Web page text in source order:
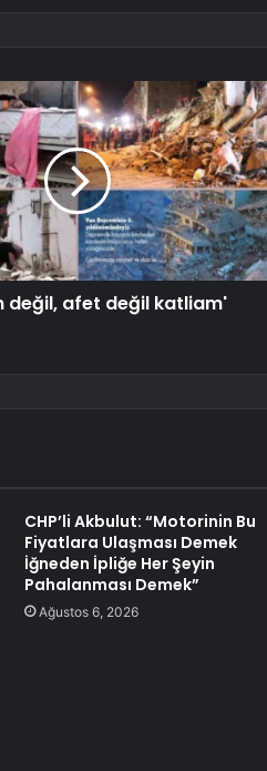
değil, afet değil katliam'
CHP’li Akbulut: “Motorinin Bu
Fiyatlara Ulaşması Demek
İğneden İpliğe Her Şeyin
Pahalanması Demek”
Ağustos 6, 2026